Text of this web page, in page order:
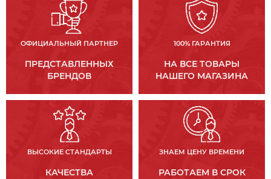
ОФИЦИАЛЬНЫЙ ПАРТНЕР
ПРЕДСТАВЛЕННЫХ
БРЕНДОВ
100% ГАРАНТИЯ
НА ВСЕ ТОВАРЫ
НАШЕГО МАГАЗИНА
ВЫСОКИЕ СТАНДАРТЫ
КАЧЕСТВА
ЗНАЕМ ЦЕНУ ВРЕМЕНИ
РАБОТАЕМ В СРОК